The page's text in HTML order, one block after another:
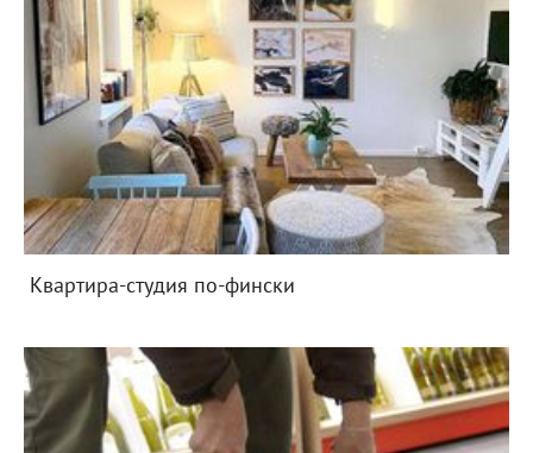
Квартира-студия по-фински